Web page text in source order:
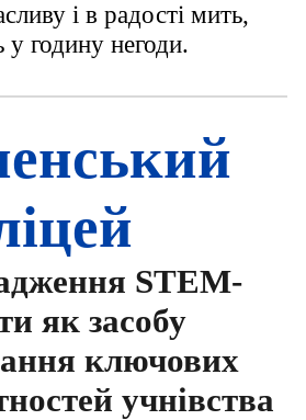
і в радості мить,
у годину негоди.
STEM-
як засобу
ключових
учнівства